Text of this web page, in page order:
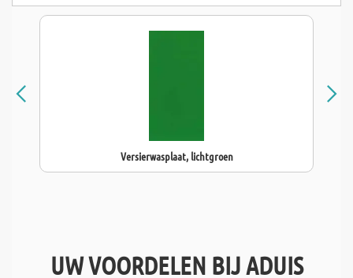
Versierwasplaat, lichtgroen
UW VOORDELEN BIJ ADUIS